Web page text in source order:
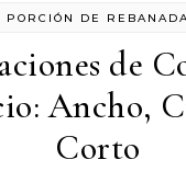
PORCIÓN DE
de
Ancho,
Corto